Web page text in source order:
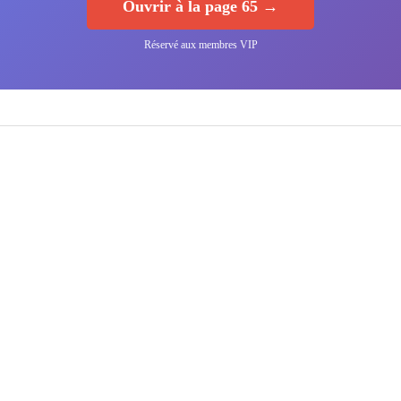
Ouvrir à la page 65 →
Réservé aux membres VIP